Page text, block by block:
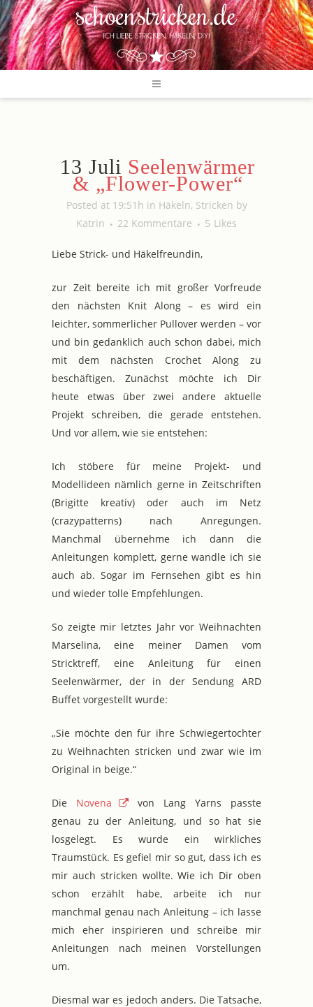
13 Juli Seelenwärmer
& „Flower-Power“
Posted at 19:51h in Häkeln, Stricken by
Katrin
22 Kommentare 5 Likes
Liebe Strick- und Häkelfreundin,
zur Zeit bereite ich mit großer Vorfreude
den nächsten Knit Along – es wird ein
leichter, sommerlicher Pullover werden – vor
und bin gedanklich auch schon dabei, mich
mit dem nächsten Crochet Along zu
beschäftigen. Zunächst möchte ich Dir
heute etwas über zwei andere aktuelle
Projekt schreiben, die gerade entstehen.
Und vor allem, wie sie entstehen:
Ich stöbere für meine Projekt- und
Modellideen nämlich gerne in Zeitschriften
(Brigitte kreativ) oder auch im Netz
(crazypatterns) nach Anregungen.
Manchmal übernehme ich dann die
Anleitungen komplett, gerne wandle ich sie
auch ab. Sogar im Fernsehen gibt es hin
und wieder tolle Empfehlungen.
So zeigte mir letztes Jahr vor Weihnachten
Marselina, eine meiner Damen vom
Stricktreff, eine Anleitung für einen
Seelenwärmer, der in der Sendung ARD
Buffet vorgestellt wurde:
„Sie möchte den für ihre Schwiegertochter
zu Weihnachten stricken und zwar wie im
Original in beige.“
Die Novena
von Lang Yarns passte
genau zu der Anleitung, und so hat sie
losgelegt. Es wurde ein wirkliches
Traumstück. Es gefiel mir so gut, dass ich es
mir auch stricken wollte. Wie ich Dir oben
schon erzählt habe, arbeite ich nur
manchmal genau nach Anleitung – ich lasse
mich eher inspirieren und schreibe mir
Anleitungen nach meinen Vorstellungen
um.
Diesmal war es jedoch anders. Die Tatsache,